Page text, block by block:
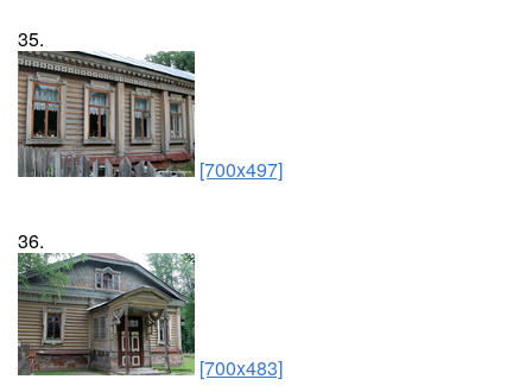
35.
[700x497]
36.
[700x483]